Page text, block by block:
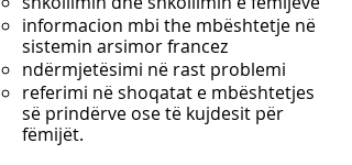
informacion mbi the mbështetje në
sistemin arsimor francez
ndërmjetësimi në rast problemi
referimi në shoqatat e mbështetjes
së prindërve ose të kujdesit për
fëmijët.